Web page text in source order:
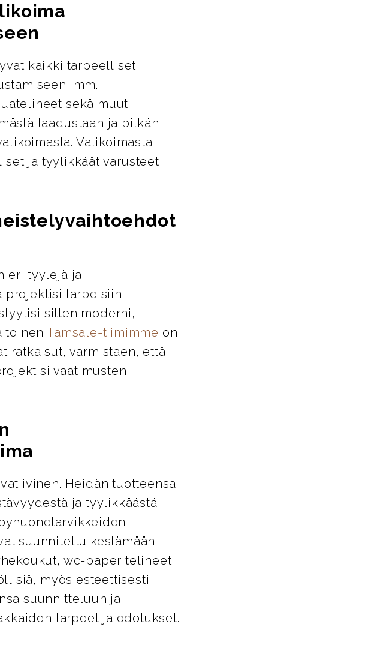
kaikki tarpeelliset
mm.
sekä muut
laadustaan ja pitkän
Valikoimasta
ja tyylikkäät varusteet
eri tyylejä ja
projektisi tarpeisiin
sitten moderni,
Tamsale-tiimimme on
ratkaisut, varmistaen, että
vaatimusten
Heidän tuotteensa
ja tyylikkäästä
suunniteltu kestämään
wc-paperitelineet
myös esteettisesti
suunnitteluun ja
tarpeet ja odotukset.